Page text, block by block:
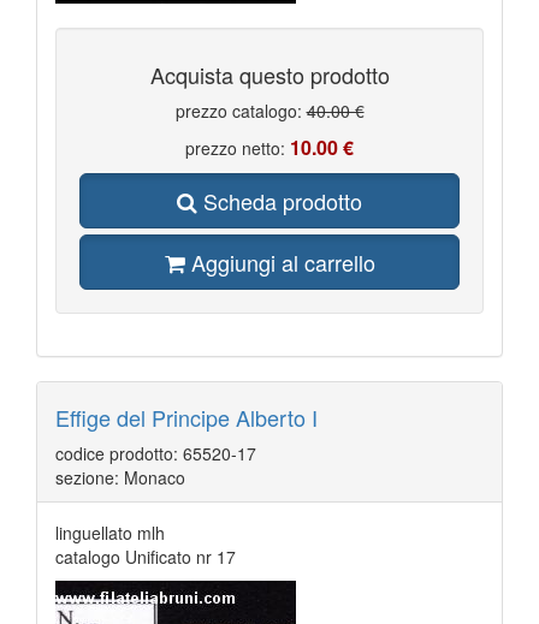
Acquista questo prodotto
prezzo catalogo:40.00 €
prezzo netto: 10.00 €
Scheda prodotto
Aggiungi al carrello
Effige del Principe Alberto I
codice prodotto: 65520-17
sezione: Monaco
linguellato mlh
catalogo Unificato nr 17